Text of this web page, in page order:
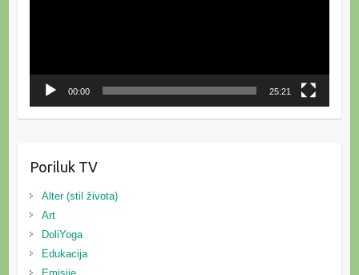
00:00 25:21
Poriluk TV
Alter (stil života)
Art
DoliYoga
Edukacija